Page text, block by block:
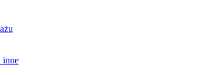
inne